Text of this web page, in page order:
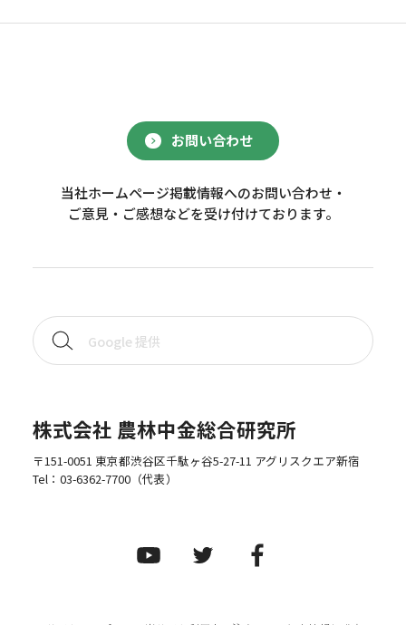
お問い合わせ
当社ホームページ掲載情報へのお問い合わせ・
ご意見・ご感想などを受け付けております。
株式会社 農林中金総合研究所
〒151-0051 東京都渋谷区千駄ヶ谷5-27-11 アグリスクエア新宿
Tel： 03-6362-7700（代表）